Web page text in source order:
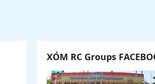
XÓM RC Groups